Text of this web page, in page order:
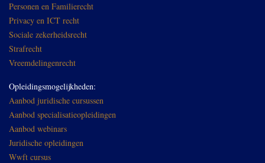
Personen en Familierecht
Privacy en ICT recht
Sociale zekerheidsrecht
Strafrecht
Vreemdelingenrecht
Opleidingsmogelijkheden:
Aanbod juridische cursussen
Aanbod specialisatieopleidingen
Aanbod webinars
Juridische opleidingen
Wwft cursus